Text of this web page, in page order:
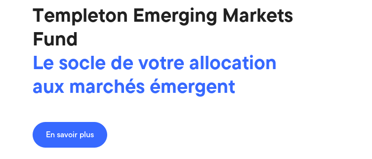
Templeton Emerging Markets
Fund
Le socle de votre allocation
aux marchés émergent
En savoir plus